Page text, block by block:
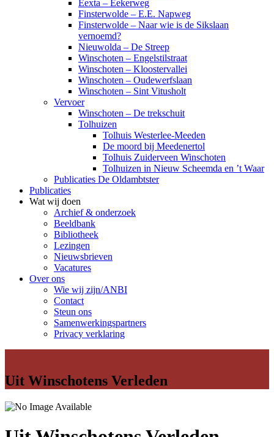
Eexta – Eekerweg
Finsterwolde – E.E. Napweg
Finsterwolde – Naar wie is de Sikslaan
vernoemd?
Nieuwolda – De Streep
Winschoten – Engelstilstraat
Winschoten – Kloostervallei
Winschoten – Oudewerfslaan
Winschoten – Sint Vitusholt
Vervoer
Winschoten – De trekschuit
Tolhuizen
Tolhuis Westerlee-Meeden
De moord bij Meedenertol
Tolhuis Zuiderveen Winschoten
Tolhuizen in Nieuw Scheemda en ’t Waar
Publicaties De Oldambtster
Publicaties
Wat wij doen
Archief & onderzoek
Beeldbank
Bibliotheek
Lezingen
Nieuwsbrieven
Vacatures
Over ons
Wie wij zijn/ANBI
Contact
Steun ons
Samenwerkingspartners
Privacy verklaring
Uit Winschotens Verleden